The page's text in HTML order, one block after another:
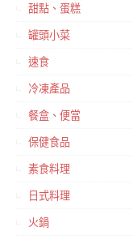
甜點、蛋糕
罐頭小菜
速食
冷凍產品
餐盒、便當
保健食品
素食料理
日式料理
火鍋